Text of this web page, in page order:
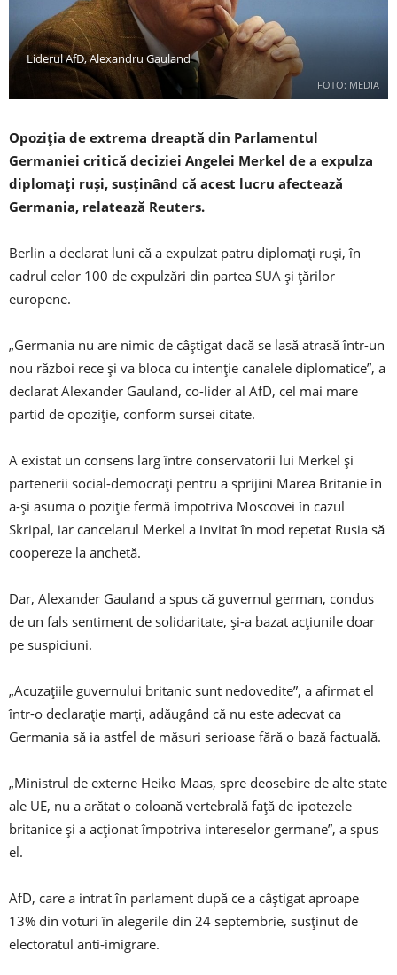
FOTO: MEDIA
Liderul AfD, Alexandru Gauland
Opoziția de extrema dreaptă din Parlamentul
Germaniei critică deciziei Angelei Merkel de a expulza
diplomați ruși, susținând că acest lucru afectează
Germania, relatează Reuters.
Berlin a declarat luni că a expulzat patru diplomați ruși, în
cadrul celor 100 de expulzări din partea SUA și țărilor
europene.
„Germania nu are nimic de câștigat dacă se lasă atrasă într-un
nou război rece și va bloca cu intenție canalele diplomatice”, a
declarat Alexander Gauland, co-lider al AfD, cel mai mare
partid de opoziție, conform sursei citate.
A existat un consens larg între conservatorii lui Merkel și
partenerii social-democrați pentru a sprijini Marea Britanie în
a-și asuma o poziție fermă împotriva Moscovei în cazul
Skripal, iar cancelarul Merkel a invitat în mod repetat Rusia să
coopereze la anchetă.
Dar, Alexander Gauland a spus că guvernul german, condus
de un fals sentiment de solidaritate, și-a bazat acțiunile doar
pe suspiciuni.
„Acuzațiile guvernului britanic sunt nedovedite”, a afirmat el
într-o declarație marți, adăugând că nu este adecvat ca
Germania să ia astfel de măsuri serioase fără o bază factuală.
„Ministrul de externe Heiko Maas, spre deosebire de alte state
ale UE, nu a arătat o coloană vertebrală față de ipotezele
britanice și a acționat împotriva intereselor germane”, a spus
el.
AfD, care a intrat în parlament după ce a câștigat aproape
13% din voturi în alegerile din 24 septembrie, susținut de
electoratul anti-imigrare.